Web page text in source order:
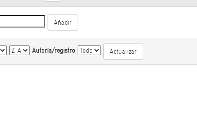
Autoría/registro